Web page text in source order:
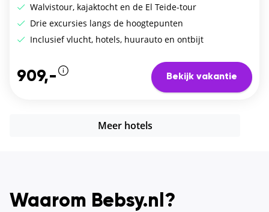
Walvistour, kajaktocht en de El Teide-tour
Drie excursies langs de hoogtepunten
Inclusief vlucht, hotels, huurauto en ontbijt
909,- Bekijk vakantie
Meer hotels
Waarom Bebsy.nl?